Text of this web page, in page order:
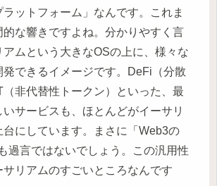
ラットフォーム」なんです。これま
的な響きですよね。分かりやすく言
アムという大きなOSの上に、様々な
できるイメージです。DeFi（分散
非代替性トークン）といった、最
サービスも、ほとんどがイーサリ
台にしています。まさに「Web3の
過言ではないでしょう。この汎用性
リアムのすごいところなんです